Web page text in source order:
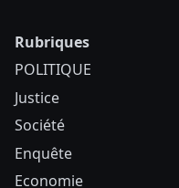
Rubriques
POLITIQUE
Justice
Société
Enquête
Economie